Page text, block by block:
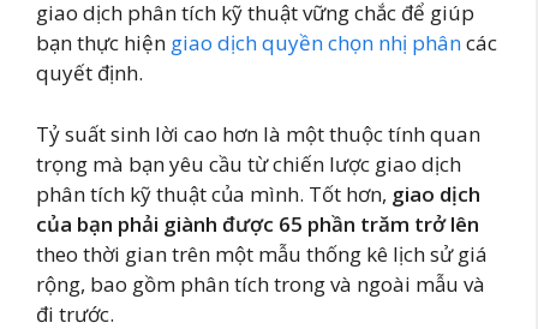
giao dịch phân tích kỹ thuật vững chắc để giúp
bạn thực hiện giao dịch quyền chọn nhị phâncác
quyết định.
Tỷ suất sinh lời cao hơn là một thuộc tính quan
trọng mà bạn yêu cầu từ chiến lược giao dịch
phân tích kỹ thuật của mình. Tốt hơn, giao dịch
của bạn phải giành được 65 phần trăm trở lên
theo thời gian trên một mẫu thống kê lịch sử giá
rộng, bao gồm phân tích trong và ngoài mẫu và
đi trước.